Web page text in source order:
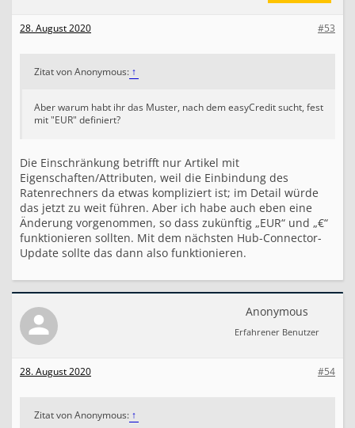
#53
28. August 2020
Zitat von Anonymous: ↑
Aber warum habt ihr das Muster, nach dem easyCredit sucht, fest
mit "EUR" definiert?
Die Einschränkung betrifft nur Artikel mit
Eigenschaften/Attributen, weil die Einbindung des
Ratenrechners da etwas kompliziert ist; im Detail würde
das jetzt zu weit führen. Aber ich habe auch eben eine
Änderung vorgenommen, so dass zukünftig „EUR“ und „€“
funktionieren sollten. Mit dem nächsten Hub-Connector-
Update sollte das dann also funktionieren.
Anonymous
Erfahrener Benutzer
#54
28. August 2020
Zitat von Anonymous: ↑